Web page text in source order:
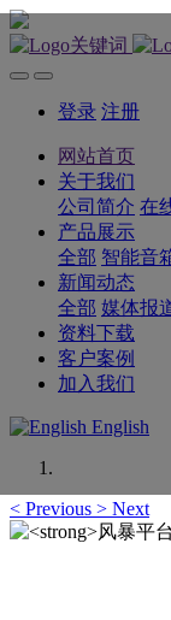
登录 注册
网站首页
关于我们
公司简介 在
产品展示
全部 智能音
新闻动态
全部 媒体报
资料下载
客户案例
加入我们
English
< Previous > Next